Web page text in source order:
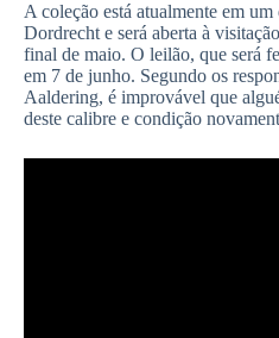
A coleção está atualmente em
Dordrecht e será aberta à
final de maio. O leilão, que será
em 7 de junho. Segundo os
Aaldering, é improvável que
deste calibre e condição